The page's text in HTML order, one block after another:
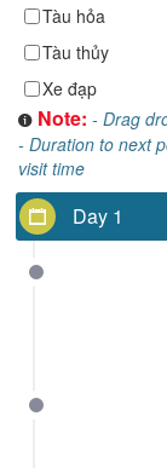
Tàu hỏa
Tàu thủy
Xe đạp
Note: - Drag
- Duration to next
visit time
Day 1